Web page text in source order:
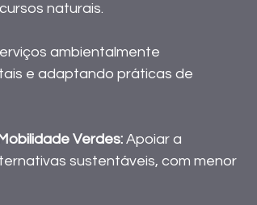
naturais.
ambientalmente
e adaptando práticas de
Verdes: Apoiar a
sustentáveis, com menor